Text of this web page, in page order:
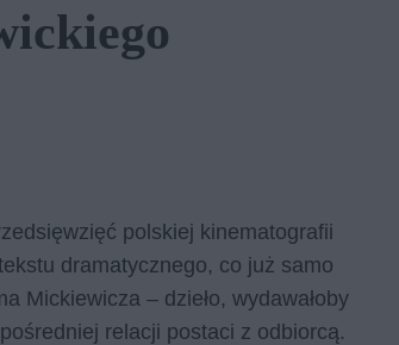
polskiej kinematografii
dramatycznego, co już samo
Mickiewicza – dzieło, wydawałoby
relacji postaci z odbiorcą.